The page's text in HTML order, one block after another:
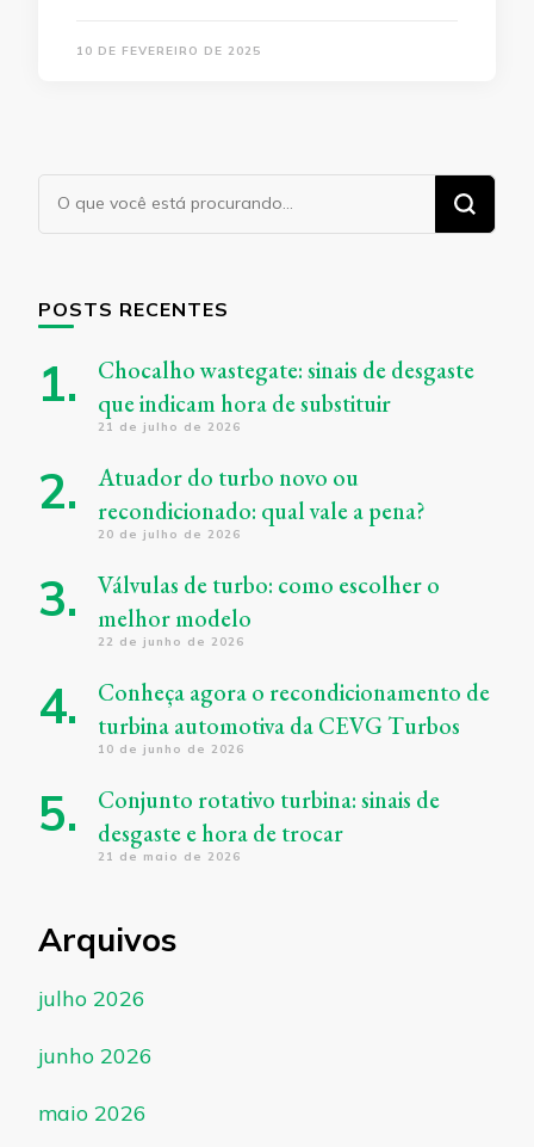
10 DE FEVEREIRO DE 2025
Procurando
algo?
POSTS RECENTES
Chocalho wastegate: sinais de desgaste
que indicam hora de substituir
21 de julho de 2026
Atuador do turbo novo ou
recondicionado: qual vale a pena?
20 de julho de 2026
Válvulas de turbo: como escolher o
melhor modelo
22 de junho de 2026
Conheça agora o recondicionamento de
turbina automotiva da CEVG Turbos
10 de junho de 2026
Conjunto rotativo turbina: sinais de
desgaste e hora de trocar
21 de maio de 2026
Arquivos
julho 2026
junho 2026
maio 2026